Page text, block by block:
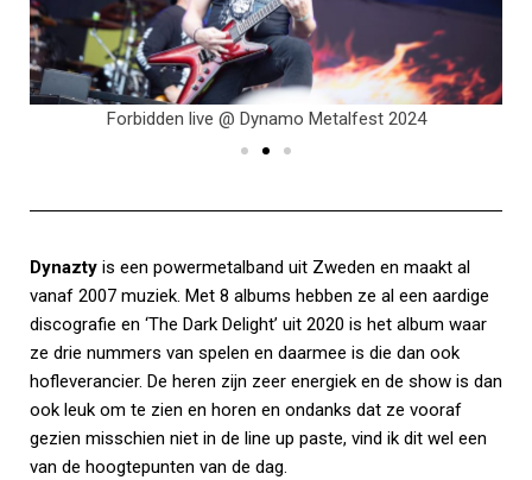
Forbidden live @ Dynamo Metalfest 2024
Dynazty is een powermetalband uit Zweden en maakt al
vanaf 2007 muziek. Met 8 albums hebben ze al een aardige
discografie en ‘The Dark Delight’ uit 2020 is het album waar
ze drie nummers van spelen en daarmee is die dan ook
hofleverancier. De heren zijn zeer energiek en de show is dan
ook leuk om te zien en horen en ondanks dat ze vooraf
gezien misschien niet in de line up paste, vind ik dit wel een
van de hoogtepunten van de dag.